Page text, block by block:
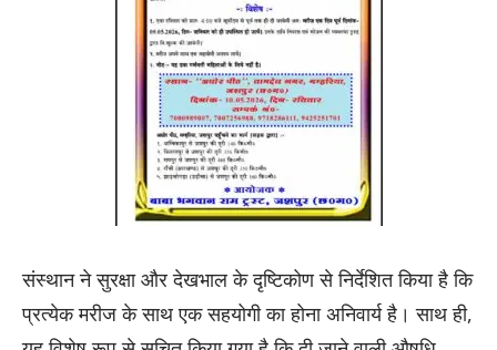
​संस्थान ने सुरक्षा और देखभाल के दृष्टिकोण से निर्देशित किया है कि
प्रत्येक मरीज के साथ एक सहयोगी का होना अनिवार्य है। साथ ही,